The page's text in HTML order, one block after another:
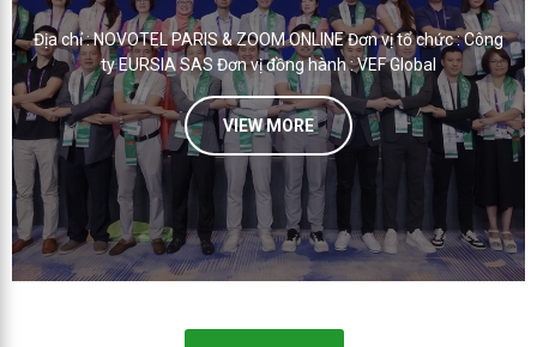
Địa chỉ : NOVOTEL PARIS & ZOOM ONLINE Đơn vị tổ chức : Công
ty EURSIA SAS Đơn vị đồng hành : VEF Global
VIEW MORE